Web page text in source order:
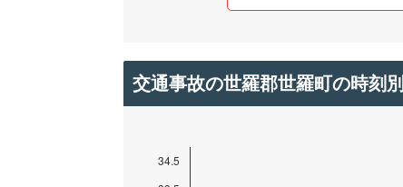
交通事故の世羅郡世羅町の時刻